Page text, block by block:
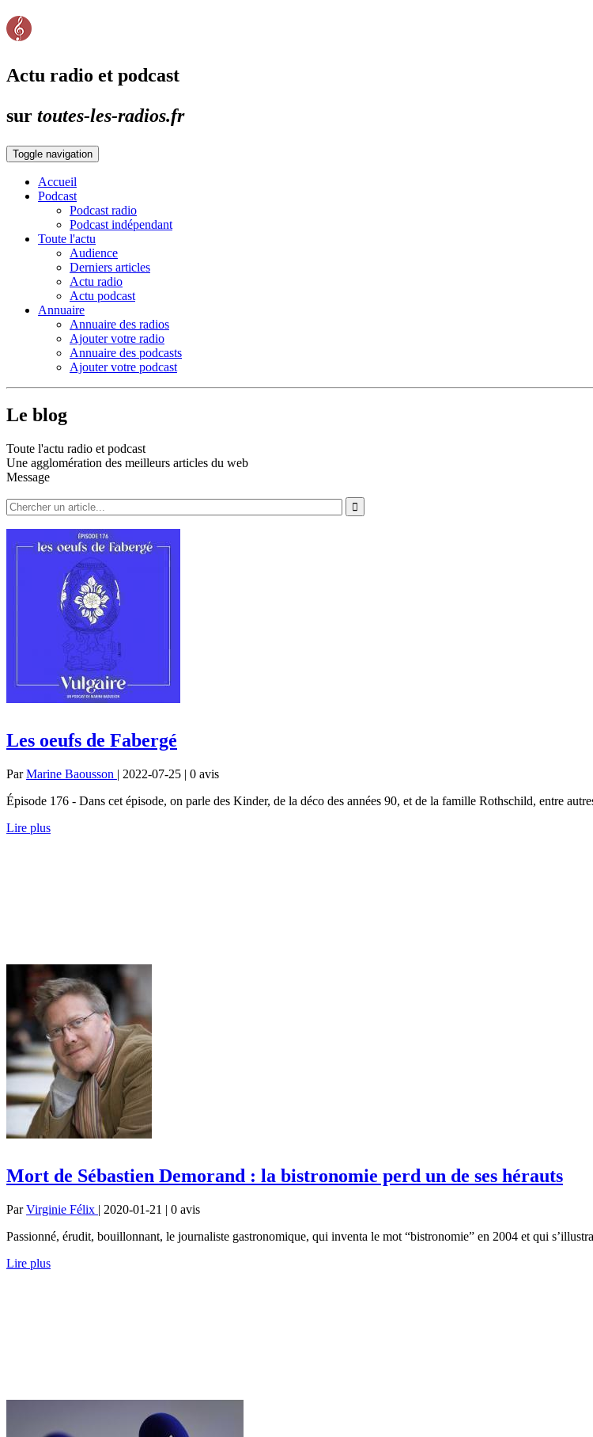
Actu radio et podcast
sur toutes-les-radios.fr
Toggle navigation
Accueil
Podcast
Podcast radio
Podcast indépendant
Toute l'actu
Audience
Derniers articles
Actu radio
Actu podcast
Annuaire
Annuaire des radios
Ajouter votre radio
Annuaire des podcasts
Ajouter votre podcast
Le blog
Toute l'actu radio et podcast
Une agglomération des meilleurs articles du web
Message
Les oeufs de Fabergé
ParMarine Baousson | 2022-07-25 | 0 avis
Épisode 176 - Dans cet épisode, on parle des Kinder, de la déco des années 90, et de la famille Rothschild, entre
Lire plus
Mort de Sébastien Demorand : la bistronomie perd un de ses hérauts
ParVirginie Félix | 2020-01-21 | 0 avis
Passionné, érudit, bouillonnant, le journaliste gastronomique, qui inventa le mot “bistronomie” en 2004 et qui
Lire plus